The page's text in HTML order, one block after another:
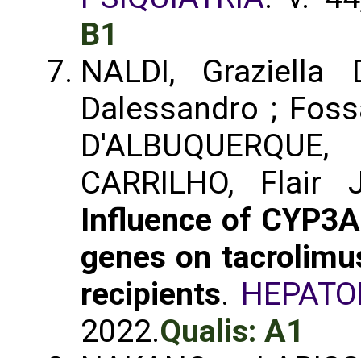
B1
NALDI, Graziella
Dalessandro ;
CARRILHO, Flair
Influence of
genes on
recipients.
2022.Qualis: A1